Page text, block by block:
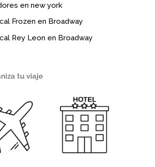
en new york
Frozen en Broadway
Rey Leon en Broadway
tu viaje